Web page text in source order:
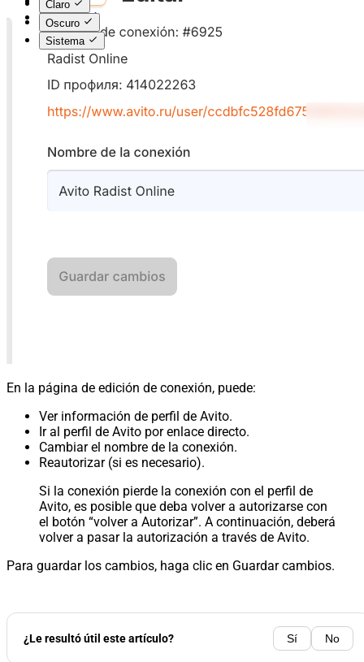
Español
Claro
Oscuro
Sistema
En la página de edición de conexión, puede:
Ver información de perfil de Avito.
Ir al perfil de Avito por enlace directo.
Cambiar el nombre de la conexión.
Reautorizar (si es necesario).
Si la conexión pierde la conexión con el perfil de
Avito, es posible que deba volver a autorizarse con
el botón “volver a Autorizar”. A continuación, deberá
volver a pasar la autorización a través de Avito.
Para guardar los cambios, haga clic en Guardar cambios.
¿Le resultó útil este artículo? Sí No